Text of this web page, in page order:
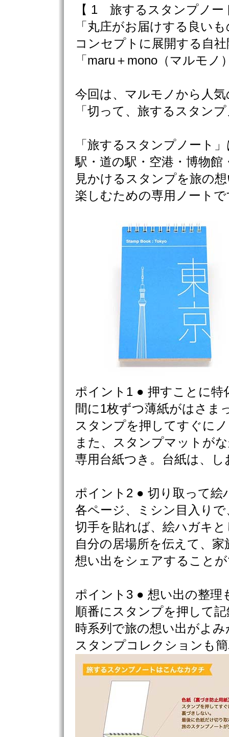
【 1 旅するスタンプノー
「丸庄がお届けする良い
コンセプトに展開する自
「maru＋mono（マルモノ
今回は、マルモノから人気
「切って、旅するスタン
「旅するスタンプノート
駅・道の駅・空港・博物館
見かけるスタンプを旅の
楽しむための専用ノートで
ポイント1 ● 押すことに特
間に1枚ずつ薄紙がはさま
スタンプを押してすぐに
また、スタンプマットが
専用台紙つき。台紙は、
ポイント2 ● 切り取って絵
各ページ、ミシン目入り
切手を貼れば、絵ハガキ
自分の居場所を伝えて、家
想い出をシェアすること
ポイント3 ● 想い出の整理
順番にスタンプを押して
時系列で旅の想い出がよ
スタンプコレクションも